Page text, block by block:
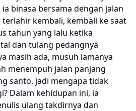
binasa bersama dengan jalan
kembali, kembali ke saat
tahun yang lalu ketika
dan tulang pedangnya
masih ada, musuh lamanya
menempuh jalan panjang
santo, jadi mengapa tidak
Dalam kehidupan ini, ia
ulang takdirnya dan